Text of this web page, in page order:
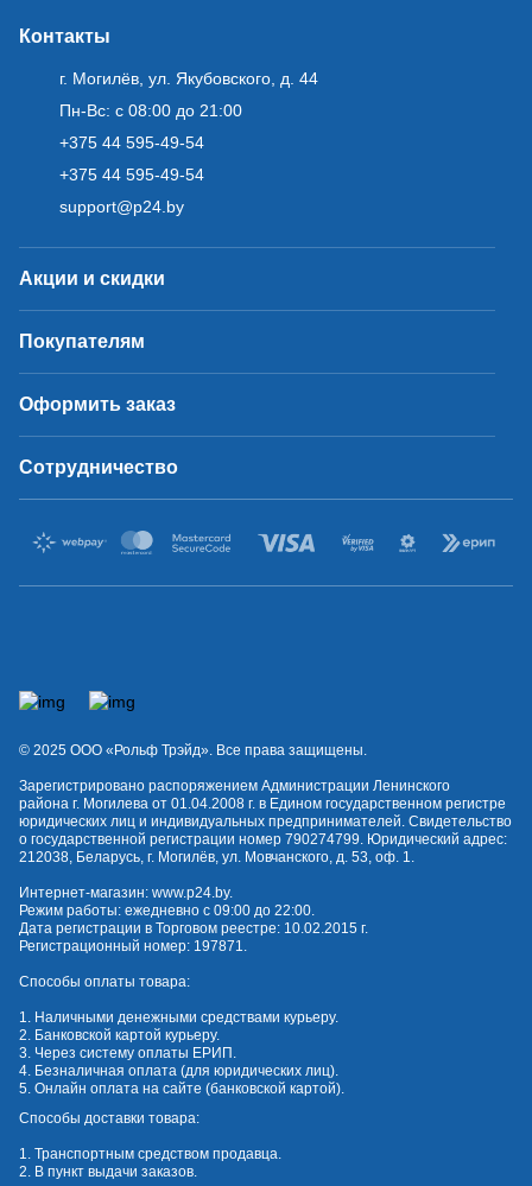
Контакты
г. Могилёв, ул. Якубовского, д. 44
Пн-Вс: с 08:00 до 21:00
+375 44 595-49-54
+375 44 595-49-54
support@p24.by
Акции и скидки
Покупателям
Оформить заказ
Сотрудничество
© 2025 OOO «Рольф Трэйд». Все права защищены.
Зарегистрировано распоряжением Администрации Ленинского
района г. Могилева от 01.04.2008 г. в Едином государственном регистре
юридических лиц и индивидуальных предпринимателей. Свидетельство
о государственной регистрации номер 790274799. Юридический адрес:
212038, Беларусь, г. Могилёв, ул. Мовчанского, д. 53, оф. 1.
Интернет-магазин: www.p24.by.
Режим работы: ежедневно с 09:00 до 22:00.
Дата регистрации в Торговом реестре: 10.02.2015 г.
Регистрационный номер: 197871.
Способы оплаты товара:
1. Наличными денежными средствами курьеру.
2. Банковской картой курьеру.
3. Через систему оплаты ЕРИП.
4. Безналичная оплата (для юридических лиц).
5. Онлайн оплата на сайте (банковской картой).
Способы доставки товара:
1. Транспортным средством продавца.
2. В пункт выдачи заказов.